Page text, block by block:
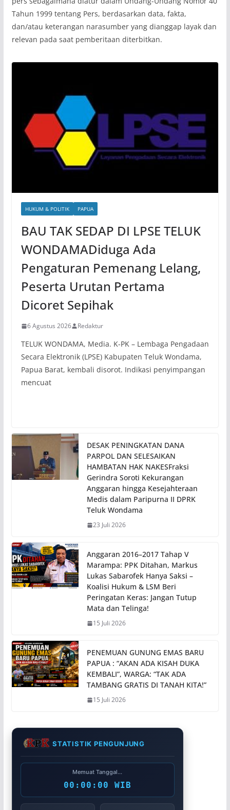
Tahun 1999 tentang Pers, berdasarkan data, fakta,
dan/atau keterangan narasumber yang dianggap layak dan
relevan pada saat pemberitaan diterbitkan.
HUKUM & POLITIK PAPUA
BAU TAK SEDAP DI LPSE TELUK
WONDAMADiduga Ada
Pengaturan Pemenang Lelang,
Peserta Urutan Pertama
Dicoret Sepihak
6 Agustus 2026 Redaktur
TELUK WONDAMA, Media. K-PK – Lembaga Pengadaan
Secara Elektronik (LPSE) Kabupaten Teluk Wondama,
Papua Barat, kembali disorot. Indikasi penyimpangan
mencuat
DESAK PENINGKATAN DANA
PARPOL DAN SELESAIKAN
HAMBATAN HAK NAKESFraksi
Gerindra Soroti Kekurangan
Anggaran hingga Kesejahteraan
Medis dalam Paripurna II DPRK
Teluk Wondama
23 Juli 2026
Anggaran 2016–2017 Tahap V
Marampa: PPK Ditahan, Markus
Lukas Sabarofek Hanya Saksi –
Koalisi Hukum & LSM Beri
Peringatan Keras: Jangan Tutup
Mata dan Telinga!
15 Juli 2026
PENEMUAN GUNUNG EMAS BARU
PAPUA : “AKAN ADA KISAH DUKA
KEMBALI”, WARGA: “TAK ADA
TAMBANG GRATIS DI TANAH KITA!”
15 Juli 2026
STATISTIK PENGUNJUNG
Memuat Tanggal...
00:00:00 WIB